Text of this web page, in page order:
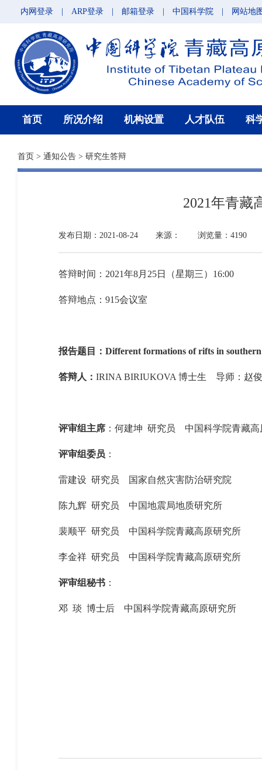
内网登录 ARP登录 邮箱登录 中国科学院 网站地
首页 所况介绍 机构设置 人才队伍 科
首页 > 通知公告 > 研究生答辩
2021年青藏
发布日期：2021-08-24 来源： 浏览量：4190
答辩时间： 2021年8月 25日（星期三） 16:00
答辩地点： 915会议室
报告题目： Different formations of rifts in
答辩人： IRINA BIRIUKOVA 博士生 导师：赵
评审组主席 ：何建坤 研究员 中国科学院青藏
评审组委员 ：
雷建设 研究员 国家自然灾害防治研究院
陈九辉 研究员 中国地震局地质研究所
裴顺平 研究员 中国科学院青藏高原研究所
李金祥 研究员 中国科学院青藏高原研究所
评审组秘书 ：
邓 琰 博士后 中国科学院青藏高原研究所